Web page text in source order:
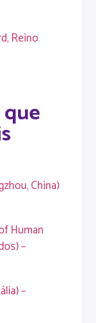
Reino
China)
Human
–
–